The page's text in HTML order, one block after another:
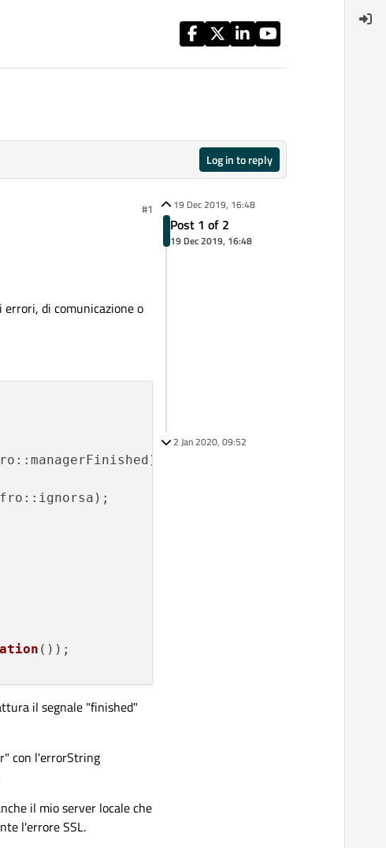
Log in to reply
#1
errori, di comunicazione o
());
il segnale "finished"
con l'errorString
il mio server locale che
l'errore SSL.
19 Dec 2019, 16:48
Post 1 of 2
19 Dec 2019, 16:48
2 Jan 2020, 09:52